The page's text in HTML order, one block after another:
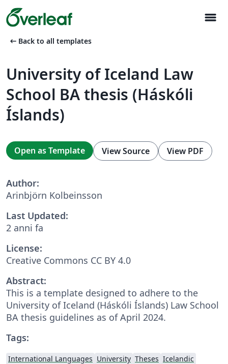
menu
arrow_left_alt Back to all templates
University of Iceland Law
School BA thesis (Háskóli
Íslands)
Open as Template View Source View PDF
Author:
Arinbjörn Kolbeinsson
Last Updated:
2 anni fa
License:
Creative Commons CC BY 4.0
Abstract:
This is a template designed to adhere to the
University of Iceland (Háskóli Íslands) Law School
BA thesis guidelines as of April 2024.
Tags:
International Languages University Theses Icelandic